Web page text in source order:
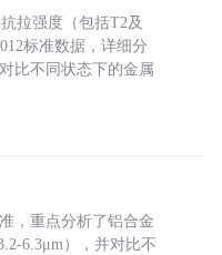
拉强度（包括T2及
标准数据，详细分
比不同状态下的金属
，重点分析了铝合金
6.3μm），并对比不